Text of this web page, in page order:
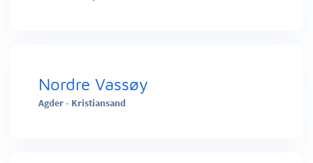
Nordre Vassøy
Agder - Kristiansand